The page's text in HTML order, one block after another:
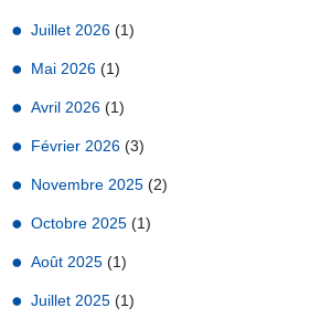
Juillet 2026 (1)
Mai 2026 (1)
Avril 2026 (1)
Février 2026 (3)
Novembre 2025 (2)
Octobre 2025 (1)
Août 2025 (1)
Juillet 2025 (1)